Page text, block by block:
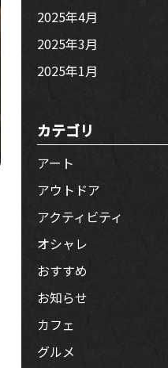
2025年4月
2025年3月
2025年1月
カテゴリ
アート
アウトドア
アクティビティ
オシャレ
おすすめ
お知らせ
カフェ
グルメ